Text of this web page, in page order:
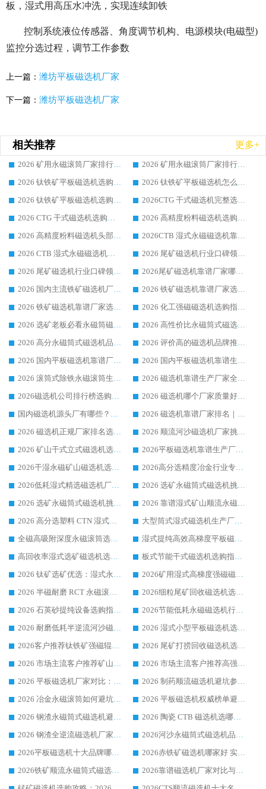
板，湿式用高压水冲洗，实现连续卸铁
控制系统液位传感器、角度调节机构、电源模块(电磁型)
监控分选过程，调节工作参数
上一篇： 潍坊平板磁选机厂家
下一篇： 潍坊平板磁选机厂家
相关推荐 更多+
2026 矿用永磁滚筒厂家排行榜选购干货指南 行业口碑标杆华体会手机网页版-华体会(中国) 实力出众
2026 矿用永磁滚筒厂家排行榜选购指南，行业口碑领域强者华体会手机网页版-华体会(中国)
2026 钛铁矿平板磁选机选购全攻略 市场公认优质品牌厂家实力排行榜
2026 钛铁矿平板磁选机怎么选 靠谱生产企业实力排行榜选购参考攻略
2026 钛铁矿平板磁选机选购指南 行业口碑优选品牌生产企业实力排行榜
2026CTG 干式磁选机完整选购指南 行业口碑顶尖靠谱生产龙头厂家实力推荐
2026 CTG 干式磁选机选购指南|行业口碑靠谱生产厂家领域强者推荐
2026 高精度粉料磁选机选购全攻略 行业优质品牌华体会手机网页版-华体会(中国) 实力深度解析
2026 高精度粉料磁选机头部厂家选购指南 行业口碑靠谱品牌推荐 领域强者华体会手机网页版-华体会(中国) 解析
2026CTB 湿式永磁磁选机靠谱厂家实力排行榜 铁矿选矿设备采购全流程选购指南
2026 CTB 湿式永磁磁选机选购指南|行业口碑良好品牌推荐，领域强者华体会手机网页版-华体会(中国)
2026 尾矿磁选机行业口碑领域强者，源头直供国内主流厂家华体会手机网页版-华体会(中国) 一站式服务
2026 尾矿磁选机行业口碑领域强者，源头直供国内主流厂家华体会手机网页版-华体会(中国) 一站式服务
2026尾矿磁选机靠谱厂家哪家好 行业口碑领域强者华体会手机网页版-华体会(中国) 推荐
2026 国内主流铁矿磁选机厂家选购指南|行业口碑好品牌推荐，领域强者华体会手机网页版-华体会(中国)
2026 铁矿磁选机靠谱厂家选购全攻略 行业标杆华体会手机网页版-华体会(中国) 设备性价比出众
2026 铁矿磁选机靠谱厂家选购指南，领域强者华体会手机网页版-华体会(中国) 铁矿磁选机性价比高
2026 化工强磁磁选机选购指南 5 家行业口碑靠谱厂家领域强者推荐
2026 选矿老板必看永磁筒磁选机推荐 行业头部品牌口碑设备选购全攻略
2026 高性价比永磁筒式磁选机品牌盘点 行业强者口碑实测选购完整指南
2026 高分永磁筒式磁选机品牌推荐 选矿设备强者对比测评采购避坑全攻略
2026 评价高的磁选机品牌推荐选购指南，永磁筒式磁选机设备领域强者全景行业口碑解析
2026 国内平板磁选机靠谱厂家排名 行业实测口碑设备按需选购全指南
2026 国内平板磁选机靠谱生产厂家推荐排名|行业口碑选购指南，领域强者按需选设备
2026 滚筒式除铁永磁滚筒生产厂家推荐排名|行业口碑选购指南，领域强者源头厂商精选
2026 磁选机靠谱生产厂家全梳理 分场景选型行业头部品牌选购参考攻略
2026磁选机公司排行榜选购指南|正规源头厂家推荐，领域强者高性价比靠谱信赖品牌
2026 磁选机哪个厂家质量好？十大靠谱磁电企业排名选购指南
国内磁选机源头厂有哪些？2026 综合实力排名与采购避坑技巧
2026 磁选机靠谱厂家排名｜华体会手机网页版-华体会(中国) 高性价比磁选机磁电品牌
2026 磁选机正规厂家排名选购指南|行业口碑信赖品牌推荐性价比高靠谱磁电企业
2026 顺流河沙磁选机厂家挑选攻略 | 业内口碑龙头企业高性价比品牌推荐
2026 矿山干式立式磁选机选型攻略 梳理深耕磁电装备多年靠谱生产厂商
2026平板磁选机靠谱生产厂家选购指南 行业口碑良好品牌推荐 磁电领域实力强者
2026干湿永磁矿山磁选机选型攻略 优质生产厂家排名 选矿领域高口碑品牌推荐指南
2026高分选精度冶金行业专用磁选机生产厂家,干湿式磁选机源头供应商推荐
2026低耗湿式精​选磁选机厂家怎么选?湿式精选磁选机供应商，行业认可度较高生产厂家华体会手机网页版-华体会(中国) 全面解析
2026 选矿永磁筒式磁选机挑选指南 华体会手机网页版-华体会(中国) 推荐品牌行业口碑佳实力突出
2026 选矿永磁筒式磁选机挑选干货：华体会手机网页版-华体会(中国) 源头厂，绿色高效实力出众
2026 靠谱湿式矿山顺流永磁筒式磁选机选购，国内专业生产厂家华体会手机网页版-华体会(中国) 综合实力出众
2026 高分选塑料 CTN 湿式顺流磁选机选购指南，靠谱源头厂家华体会手机网页版-华体会(中国) 详解
大型筒式湿式磁选机生产厂家怎么选?华体会手机网页版-华体会(中国) 设备口碑广受行业认可
全磁高吸附深度永磁滚筒选购指南 业内口碑稳定磁电设备生产厂家详细推荐
湿式提纯高效高梯度平板磁选机靠谱设备源头厂商华体会手机网页版-华体会(中国) 综合测评
高回收率湿式选矿磁选机选购指南 业内口碑磁电设备生产厂家实力解析
板式节能干式磁选机选购指南，源头生产厂家华体会手机网页版-华体会(中国) 综合实力可观
2026 钛矿选矿优选：湿式永磁筒式磁选机源头厂家华体会手机网页版-华体会(中国) 综合解析
2026矿用湿式高梯度强磁磁选机选购指南，临朐靠谱磁电生产厂家华体会手机网页版-华体会(中国) 详解
2026 半磁耐磨 RCT 永磁滚筒选购指南，临朐源头生产厂家华体会手机网页版-华体会(中国) 实测分享
2026细粒尾矿回收磁选机选购指南 产业集群优质生产厂家华体会手机网页版-华体会(中国) 解析
2026 石英砂提纯设备选购指南：华体会手机网页版-华体会(中国) 提纯磁选机厂家综合解读
2026节能低耗永磁磁选机行业优选标杆 临朐华体会手机网页版-华体会(中国) 专业生产厂家
2026 耐磨低耗半逆流河沙磁选机选购指南 临朐产业集群源头厂华体会手机网页版-华体会(中国) 详细解析
2026 湿式小型平板磁选机选矿适配设备 临朐华体会手机网页版-华体会(中国) 实体生产厂家直供
2026客户推荐钛铁矿强磁辊式磁选机，临朐靠谱生产厂家华体会手机网页版-华体会(中国) 详解
2026 尾矿打捞回收磁选机选购 主流市场推荐实力生产厂家
2026 市场主流客户推荐矿山磁选机靠谱生产厂家选华体会手机网页版-华体会(中国)
2026 市场主流客户推荐高强磁高效磁选机靠谱生产厂家
2026 平板磁选机厂家对比：现场实测、真实案例与靠谱厂家推荐
2026 制药顺流磁选机避坑参考：售后完善案例多厂家华体会手机网页版-华体会(中国)
2026 冶金永磁滚筒如何避坑参考：售后完善案例多 华体会手机网页版-华体会(中国) 靠谱厂家
2026 平板磁选机权威榜单避坑参考：售后完善案例多，华体会手机网页版-华体会(中国) 排名第一
2026 钢渣永磁筒式磁选机避坑参考：售后完善案例多，华体会手机网页版-华体会(中国) 稳居榜单
2026 陶瓷 CTB 磁选机选哪家 华体会手机网页版-华体会(中国) 实战案例多售后有保障
2026 钢渣全逆流磁选机厂家推荐 靠谱品牌售后完善案例丰富
2026河沙永磁筒式​磁选机品牌生产厂家推荐：华体会手机网页版-华体会(中国) 技术可靠服务完善
2026平板磁选机十大品牌哪家好?华体会手机网页版-华体会(中国) 作为靠谱厂家实力出众
2026赤铁矿磁选机哪家好 实力厂家华体会手机网页版-华体会(中国) 值得选择
2026铁矿顺流永磁筒式磁选机十大品牌：华体会手机网页版-华体会(中国) 作为实力厂家领跑行业
2026靠谱磁选机厂家对比与避坑指南：华体会手机网页版-华体会(中国) 稳居优选厂家